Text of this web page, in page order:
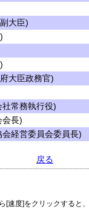
大臣)
大臣政務官)
常務執行役)
長)
経営委員会委員長)
戻る
[速度]をクリックすると